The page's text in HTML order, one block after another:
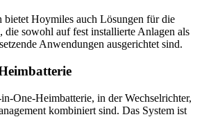
bietet Hoymiles auch Lösungen für die
die sowohl auf fest installierte Anlagen als
Anwendungen ausgerichtet sind.
One-Heimbatterie, in der Wechselrichter,
kombiniert sind. Das System ist